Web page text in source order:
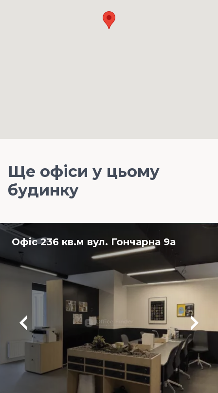
Ще офіси у цьому
будинку
Офіс 236 кв.м вул. Гончарна 9а